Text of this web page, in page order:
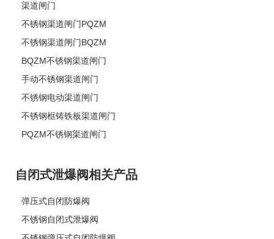
渠道闸门
不锈钢渠道闸门PQZM
不锈钢渠道闸门BQZM
BQZM不锈钢渠道闸门
手动不锈钢渠道闸门
不锈钢电动渠道闸门
不锈钢框铸铁板渠道闸门
PQZM不锈钢渠道闸门
自闭式泄爆阀相关产品
弹压式自闭防爆阀
不锈钢自闭式泄爆阀